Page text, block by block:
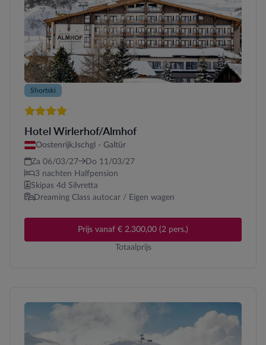
Shortski
4 sterren
Hotel Wirlerhof/Almhof
Oostenrijk,Ischgl - Galtür
Za 06/03/27
Do 11/03/27
3 nachten Halfpension
Skipas 4d Silvretta
Dreaming Class autocar / Eigen wagen
Prijs vanaf € 2.300,00 (2 pers.)
Totaalprijs